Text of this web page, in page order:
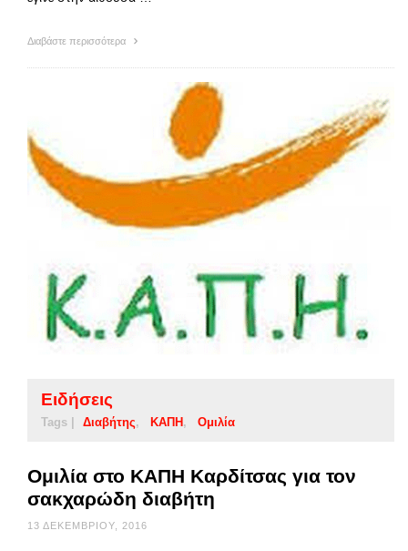
Διαβάστε περισσότερα
Ειδήσεις
Tags | Διαβήτης ΚΑΠΗ Ομιλία
Ομιλία στο ΚΑΠΗ Καρδίτσας για τον
σακχαρώδη διαβήτη
13 ΔΕΚΕΜΒΡΊΟΥ, 2016